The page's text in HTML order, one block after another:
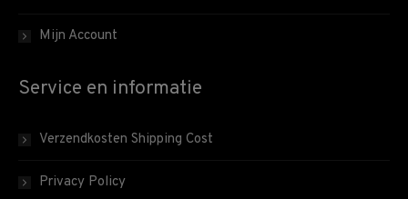
Mijn Account
Service en informatie
Verzendkosten Shipping Cost
Privacy Policy